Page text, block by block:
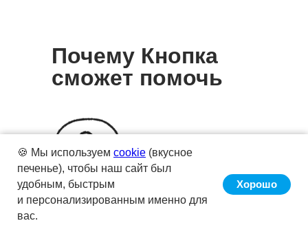
🍪 Мы используем cookie (вкусное
печенье), чтобы наш сайт был
удобным, быстрым
и персонализированным именно для
вас.
Хорошо
Почему Кнопка
сможет помочь